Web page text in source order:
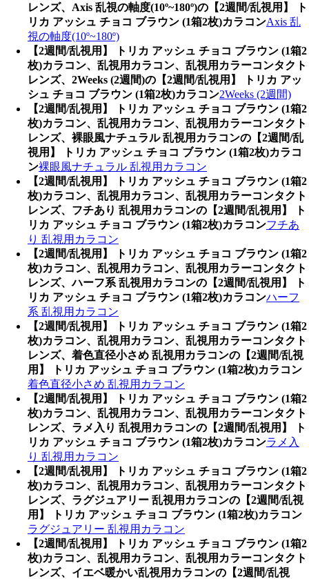
レンズ、Axis 乱視の軸度(10º~180º)の【2週間/乱視用】 ト
リカ アッシュ チョコ ブラウン (1箱2枚)カラコンAxis 乱
視の軸度(10º~180º)
【2週間/乱視用】 トリカ アッシュ チョコ ブラウン (1箱2
枚)カラコン、乱視用カラコン、乱視用カラーコンタクト
レンズ、2Weeks (2週間)の【2週間/乱視用】 トリカ アッ
シュ チョコ ブラウン (1箱2枚)カラコン2Weeks (2週間)
【2週間/乱視用】 トリカ アッシュ チョコ ブラウン (1箱2
枚)カラコン、乱視用カラコン、乱視用カラーコンタクト
レンズ、裸眼風ナチュラル 乱視用カラコンの【2週間/乱
視用】 トリカ アッシュ チョコ ブラウン (1箱2枚)カラコ
ン裸眼風ナチュラル 乱視用カラコン
【2週間/乱視用】 トリカ アッシュ チョコ ブラウン (1箱2
枚)カラコン、乱視用カラコン、乱視用カラーコンタクト
レンズ、フチあり 乱視用カラコンの【2週間/乱視用】 ト
リカ アッシュ チョコ ブラウン (1箱2枚)カラコンフチあ
り 乱視用カラコン
【2週間/乱視用】 トリカ アッシュ チョコ ブラウン (1箱2
枚)カラコン、乱視用カラコン、乱視用カラーコンタクト
レンズ、ハーフ系 乱視用カラコンの【2週間/乱視用】 ト
リカ アッシュ チョコ ブラウン (1箱2枚)カラコンハーフ
系 乱視用カラコン
【2週間/乱視用】 トリカ アッシュ チョコ ブラウン (1箱2
枚)カラコン、乱視用カラコン、乱視用カラーコンタクト
レンズ、着色直径小さめ 乱視用カラコンの【2週間/乱視
用】 トリカ アッシュ チョコ ブラウン (1箱2枚)カラコン
着色直径小さめ 乱視用カラコン
【2週間/乱視用】 トリカ アッシュ チョコ ブラウン (1箱2
枚)カラコン、乱視用カラコン、乱視用カラーコンタクト
レンズ、ラメ入り 乱視用カラコンの【2週間/乱視用】 ト
リカ アッシュ チョコ ブラウン (1箱2枚)カラコンラメ入
り 乱視用カラコン
【2週間/乱視用】 トリカ アッシュ チョコ ブラウン (1箱2
枚)カラコン、乱視用カラコン、乱視用カラーコンタクト
レンズ、ラグジュアリー 乱視用カラコンの【2週間/乱視
用】 トリカ アッシュ チョコ ブラウン (1箱2枚)カラコン
ラグジュアリー 乱視用カラコン
【2週間/乱視用】 トリカ アッシュ チョコ ブラウン (1箱2
枚)カラコン、乱視用カラコン、乱視用カラーコンタクト
レンズ、イエベ暖かい乱視用カラコンの【2週間/乱視